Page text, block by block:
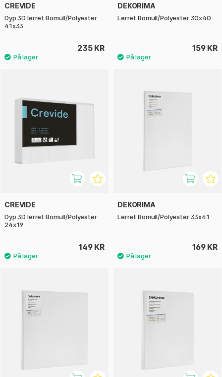
CREVIDE
Dyp 3D lerret Bomull/Polyester
41x33
235 KR
DEKORIMA
Lerret Bomull/Polyester 30x40
159 KR
CREVIDE
Dyp 3D lerret Bomull/Polyester
24x19
149 KR
DEKORIMA
Lerret Bomull/Polyester 33x41
169 KR